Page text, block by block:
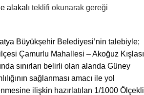
alakalı teklifi okunarak gereği
Büyükşehir Belediyesi’nin talebiyle;
Çamurlu Mahallesi – Akoğuz Kışlası
sınırları belirli olan alanda Güney
sağlanması amacı ile yol
ilişkin hazırlatılan 1/1000 Ölçekli